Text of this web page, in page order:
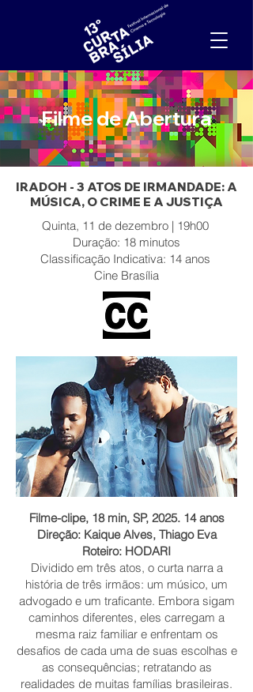
IRADOH - 3 ATOS DE IRMANDADE: A
MÚSICA, O CRIME E A JUSTIÇA
Quinta, 11 de dezembro | 19h00
Duração: 18 minutos
Classificação Indicativa: 14 anos
Cine Brasília
Filme-clipe, 18 min, SP, 2025. 14 anos
Direção: Kaique Alves, Thiago Eva
Roteiro: HODARI
Dividido em três atos, o curta narra a
história de três irmãos: um músico, um
advogado e um traficante. Embora sigam
caminhos diferentes, eles carregam a
mesma raiz familiar e enfrentam os
desafios de cada uma de suas escolhas e
as consequências; retratando as
realidades de muitas famílias brasileiras.
Filme de Abertura